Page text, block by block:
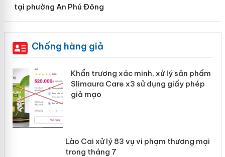
tại phường An Phú Đông
Chống hàng giả
Khẩn trương xác minh, xử lý sản phẩm
Slimaura Care x3 sử dụng giấy phép
giả mạo
Lào Cai xử lý 83 vụ vi phạm thương
mại trong tháng 7